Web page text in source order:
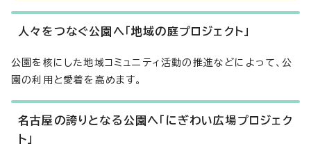
人々をつなぐ公園へ「地域の庭プロジェクト」
公園を核にした地域コミュニティ活動の推進などによって、公
園の利用と愛着を高めます。
名古屋の誇りとなる公園へ「にぎわい広場プロジェク
ト」